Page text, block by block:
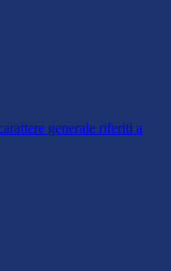
generale riferiti a